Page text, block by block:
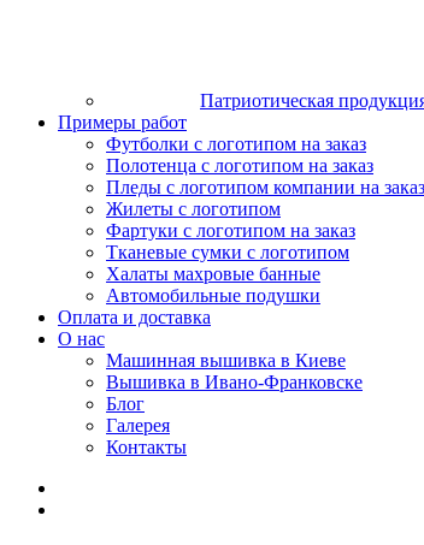
Патриотическая
Примеры работ
Футболки с логотипом на заказ
Полотенца с логотипом на заказ
Пледы с логотипом компании на заказ
Жилеты с логотипом
Фартуки с логотипом на заказ
Тканевые сумки с логотипом
Халаты махровые банные
Автомобильные подушки
Оплата и доставка
О нас
Машинная вышивка в Киеве
Вышивка в Ивано-Франковске
Блог
Галерея
Контакты